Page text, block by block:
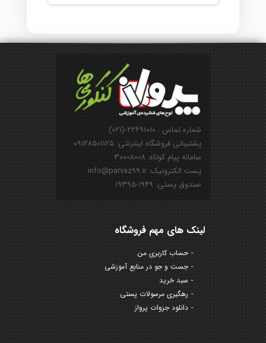
شماره تماس : ۲۲۶۹۱۰۱۰-(۰۲۱)
پشتیبانی فروشگاه اینترنتی: ۰۹۱۲۸۵۰۱۱۲۵
سامانه پیام کوتاه: ۳۰۰۰۸۰۰۸
پست الکترونیک: info@parvaz99.ir
صندوق پستی: ۱۹۴۹-۱۹۳۹۵
لینک های مهم فروشگاه
حساب کاربری من
جست و جو در منابع آموزشی
سبد خرید
رهگیری مرسولات پستی
دانلود جزوات پرواز